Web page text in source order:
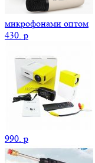
микрофонами оптом
430. p
990. p